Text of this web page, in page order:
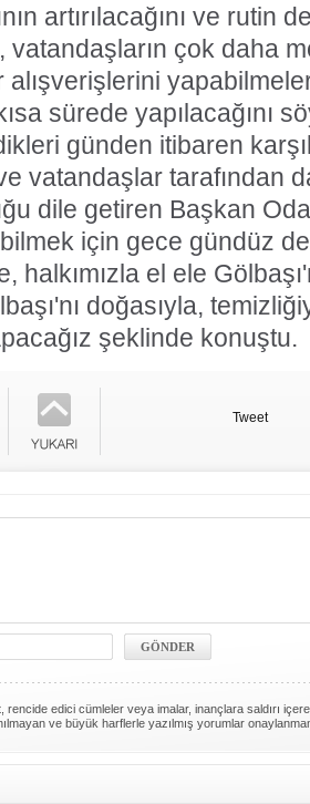
artırılacağını ve rutin
vatandaşların çok daha
sürede yapılacağını
günden itibaren
vatandaşlar tarafından
dile getiren Başkan
için gece gündüz
halkımızla el ele
doğasıyla,
şeklinde konuştu.
Tweet
rencide edici cümleler veya imalar, inançlara saldırı
ve büyük harflerle yazılmış yorumlar